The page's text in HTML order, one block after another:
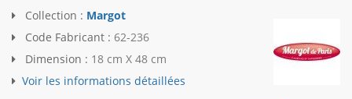
Collection : Margot
Code Fabricant : 62-236
Dimension : 18 cm X 48 cm
Voir les informations détaillées